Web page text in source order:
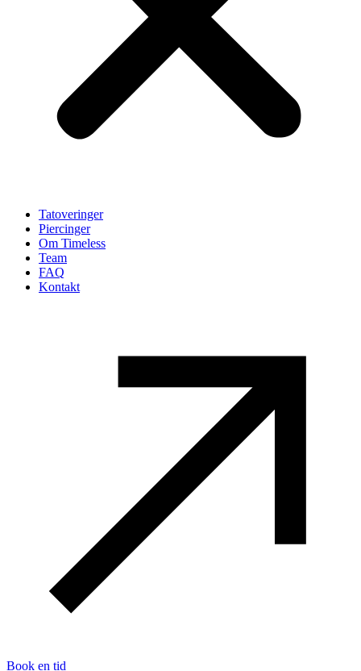
Tatoveringer
Piercinger
Om Timeless
Team
FAQ
Kontakt
Book en tid